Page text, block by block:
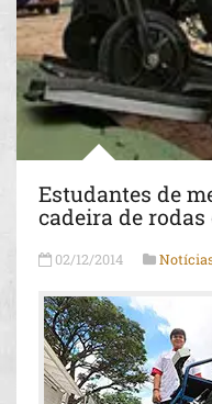
Estudantes de
cadeira de
02/12/2014